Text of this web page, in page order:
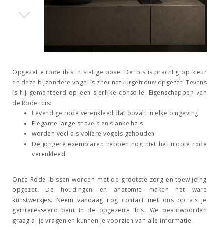
Opgezette rode ibis in statige pose. De ibis is prachtig op kleur
en deze bijzondere vogel is zeer natuurgetrouw opgezet. Tevens
is hij gemonteerd op een sierlijke consolle. Eigenschappen van
de Rode Ibis:
Levendige rode verenkleed dat opvalt in elke omgeving.
Elegante lange snavels en slanke hals.
worden veel als volière vogels gehouden
De jongere exemplaren hebben nog niet het mooie rode
verenkleed
Onze Rode Ibissen worden met de grootste zorg en toewijding
opgezet. De houdingen en anatomie maken het ware
kunstwerkjes. Neem vandaag nog contact met ons op als je
geïnteresseerd bent in de opgezette ibis. We beantwoorden
graag al je vragen en kunnen je voorzien van alle informatie.